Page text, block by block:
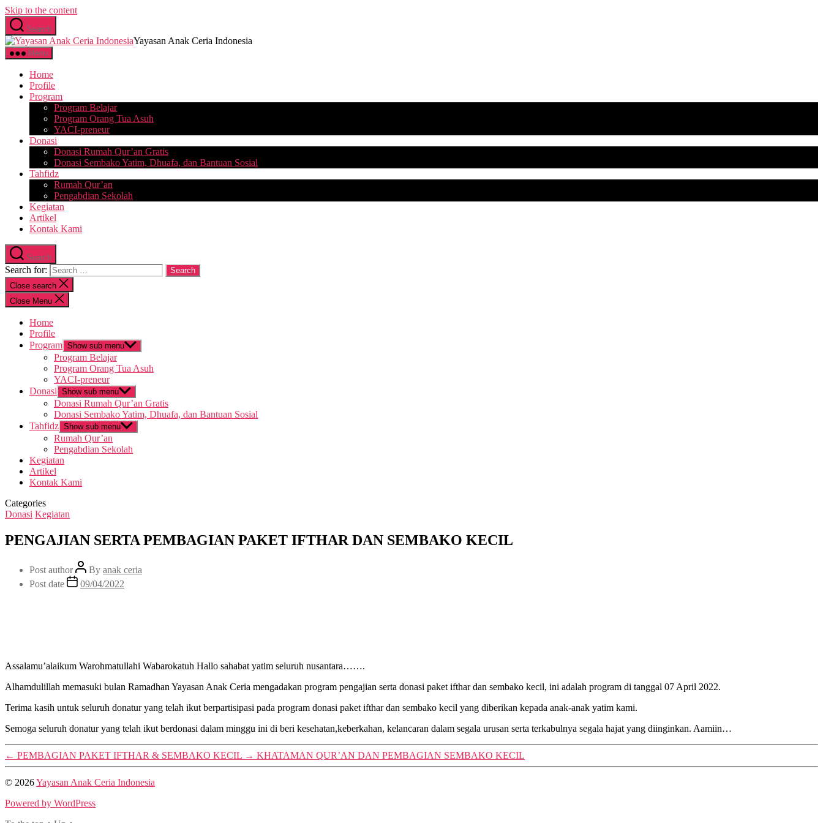
Skip to the content
Search
Yayasan Anak Ceria Indonesia
Menu
Home
Profile
Program
Program Belajar
Program Orang Tua Asuh
YACI-preneur
Donasi
Donasi Rumah Qur’an Gratis
Donasi Sembako Yatim, Dhuafa, dan Bantuan Sosial
Tahfidz
Rumah Qur’an
Pengabdian Sekolah
Kegiatan
Artikel
Kontak Kami
Search
Search for:
Close search
Close Menu
Home
Profile
Program Show sub menu
Program Belajar
Program Orang Tua Asuh
YACI-preneur
Donasi Show sub menu
Donasi Rumah Qur’an Gratis
Donasi Sembako Yatim, Dhuafa, dan Bantuan Sosial
Tahfidz Show sub menu
Rumah Qur’an
Pengabdian Sekolah
Kegiatan
Artikel
Kontak Kami
Categories
Donasi Kegiatan
PENGAJIAN SERTA PEMBAGIAN PAKET IFTHAR DAN SEMBAKO KECIL
Post author By anak ceria
Post date
09/04/2022
Assalamu’alaikum Warohmatullahi Wabarokatuh Hallo sahabat yatim seluruh nusantara…….
Alhamdulillah memasuki bulan Ramadhan Yayasan Anak Ceria mengadakan program pengajian serta donasi paket ifthar dan sembako kecil, ini adalah program di tanggal 07 April 2022.
Terima kasih untuk seluruh donatur yang telah ikut berpartisipasi pada program donasi paket ifthar dan sembako kecil yang diberikan kepada anak-anak yatim kami.
Semoga seluruh donatur yang telah ikut berdonasi dalam minggu ini di beri kesehatan,keberkahan, kelancaran dalam segala urusan serta terkabulnya segala hajat yang diinginkan. Aamiin…
← PEMBAGIAN PAKET IFTHAR & SEMBAKO KECIL → KHATAMAN QUR’AN DAN PEMBAGIAN SEMBAKO KECIL
© 2026Yayasan Anak Ceria Indonesia
Powered by WordPress